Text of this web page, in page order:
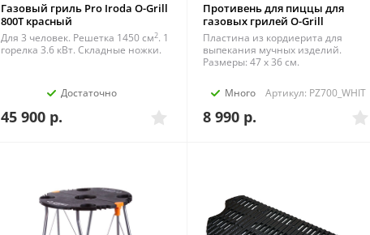
Газовый гриль Pro Iroda O-Grill
800T красный
Для 3 человек. Решетка 1450 см2. 1
горелка 3.6 кВт. Складные ножки.
Достаточно
45 900 р.
Противень для пиццы для
газовых грилей O-Grill
Пластина из кордиерита для
выпекания мучных изделий.
Размеры: 47 x 36 см.
Много Артикул: PZ700_WHIT
8 990р.